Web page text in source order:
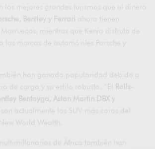
los mejores grandes turismos que el dinero
Bentley y Ferrari ahora tienen
Marruecos, mientras que Kenia disfruta de
las marcas de automóviles Porsche y
han ganado popularidad debido a
de carga y su estilo robusto. “El
Rolls-
Bentayga, Aston Martin DBX y
son actualmente los SUV más caros del
World Wealth.
de África también han